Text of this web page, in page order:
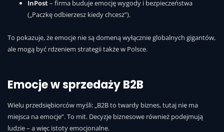
InPost– firma buduje emocję wygody i bezpieczeństwa
(„Paczkę odbierzesz kiedy chcesz”).
To pokazuje, że emocje nie są domeną wyłącznie globalnych gigantów,
ale mogą być rdzeniem strategii także w Polsce.
Emocje w sprzedaży B2B
Wielu przedsiębiorców myśli: „B2B to twardy biznes, tutaj nie ma
miejsca na emocje”. To mit. Decyzje biznesowe również podejmują
ludzie – a więc istoty emocjonalne.